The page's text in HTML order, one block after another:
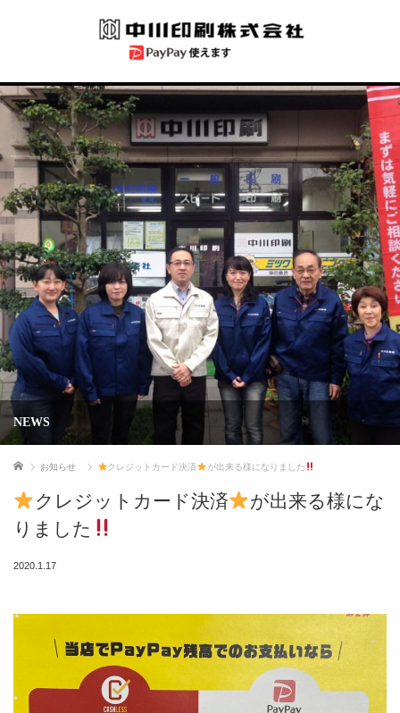
NEWS
ホーム お知らせ クレジットカード決済 が出来る様になりました
クレジットカード決済
が出来る様にな
りました
2020.1.17